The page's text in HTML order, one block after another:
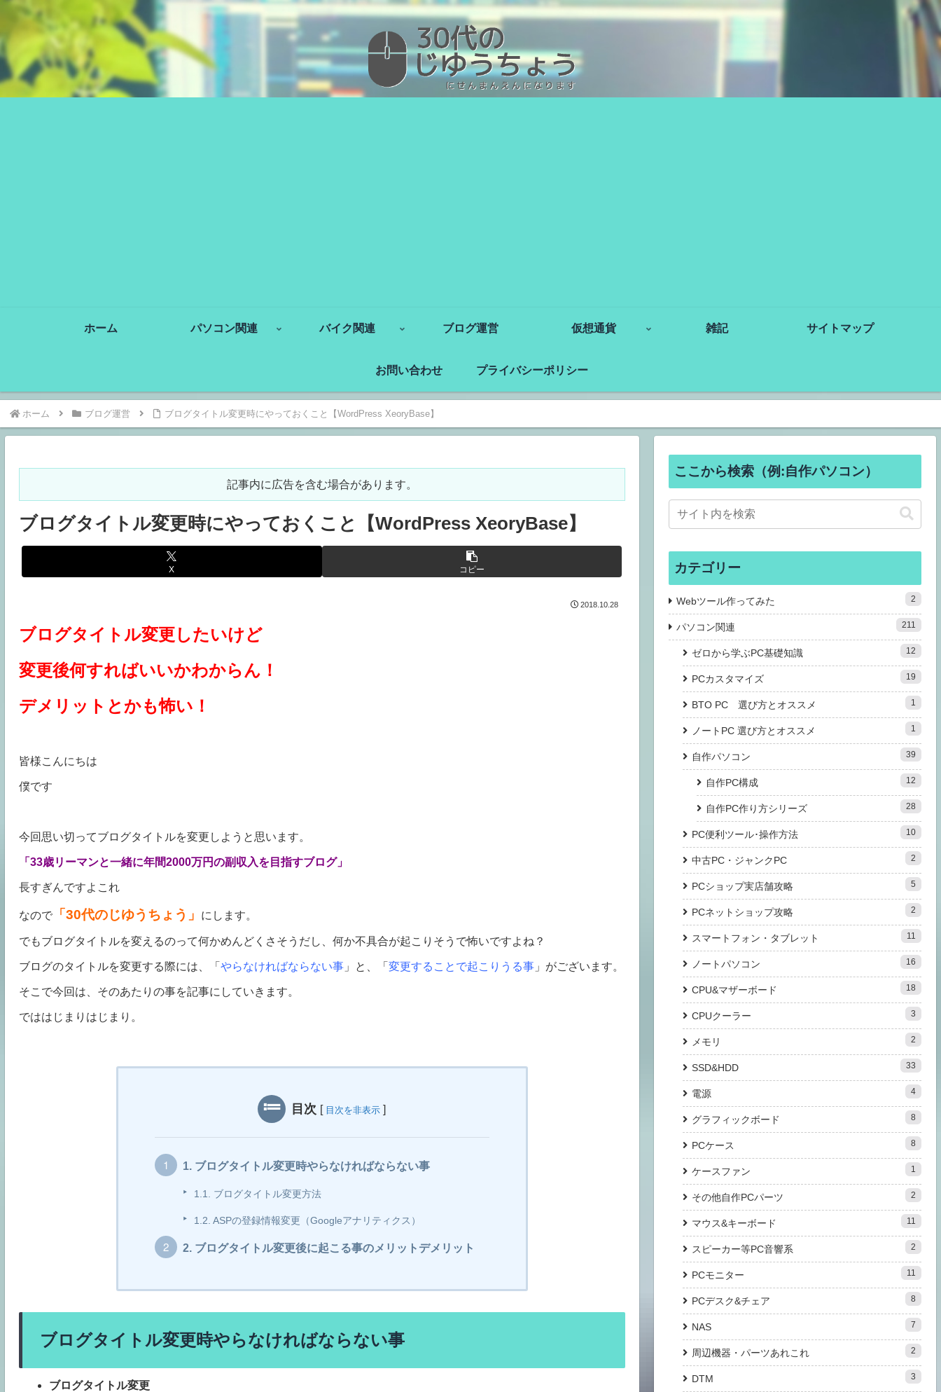
ホーム パソコン関連 バイク関連 ブログ運営 仮想通貨 雑記 サイトマップ
お問い合わせ プライバシーポリシー
ホーム ブログ運営 ブログタイトル変更時にやっておくこと【WordPress XeoryBase】
記事内に広告を含む場合があります。
ブログタイトル変更時にやっておくこと【WordPress XeoryBase】
X コピー
2018.10.28
ブログタイトル変更したいけど
変更後何すればいいかわからん！
デメリットとかも怖い！
皆様こんにちは
僕です
今回思い切ってブログタイトルを変更しようと思います。
「33歳リーマンと一緒に年間2000万円の副収入を目指すブログ」
長すぎんですよこれ
なので「30代のじゆうちょう」 にします。
でもブログタイトルを変えるのって何かめんどくさそうだし、何か不具合が起こりそうで怖いですよね？
ブログのタイトルを変更する際には、「 やらなければならない事」と、「 変更することで起こりうる事」がございます。
そこで今回は、そのあたりの事を記事にしていきます。
でははじまりはじまり。
目次 [ 目次を非表示 ]
1.ブログタイトル変更時やらなければならない事
1.1. ブログタイトル変更方法
1.2. ASPの登録情報変更（Googleアナリティクス）
2.ブログタイトル変更後に起こる事のメリットデメリット
ブログタイトル変更時やらなければならない事
ブログタイトル変更
ここから検索（例:自作パソコン）
カテゴリー
Webツール作ってみた 2
パソコン関連 211
ゼロから学ぶPC基礎知識 12
PCカスタマイズ 19
BTO PC 選び方とオススメ 1
ノートPC 選び方とオススメ 1
自作パソコン 39
自作PC構成 12
自作PC作り方シリーズ 28
PC便利ツール･操作方法 10
中古PC・ジャンクPC 2
PCショップ実店舗攻略 5
PCネットショップ攻略 2
スマートフォン・タブレット 11
ノートパソコン 16
CPU&マザーボード 18
CPUクーラー 3
メモリ 2
SSD&HDD 33
電源 4
グラフィックボード 8
PCケース 8
ケースファン 1
その他自作PCパーツ 2
マウス&キーボード 11
スピーカー等PC音響系 2
PCモニター 11
PCデスク&チェア 8
NAS 7
周辺機器・パーツあれこれ 2
DTM 3